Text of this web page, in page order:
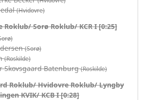
(Hvidovre)
Roklub/ Sorø Roklub/ KCR I [0:25]
(Sorø)
(Roskilde)
Skovsgaard Batenburg(Roskilde)
Roklub/ Hvidovre Roklub/ Lyngby
KVIK/ KCB I [0:28]